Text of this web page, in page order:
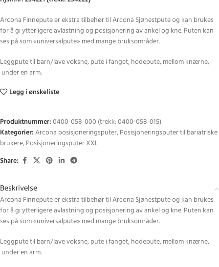
Arcona Finnepute er ekstra tilbehør til Arcona Sjøhestpute og kan brukes
for å gi ytterligere avlastning og posisjonering av ankel og kne. Puten kan
ses på som «universalpute» med mange bruksområder.
Leggpute til barn/lave voksne, pute i fanget, hodepute, mellom knærne,
under en arm.
Legg i ønskeliste
Produktnummer:0400-058-000 (trekk: 0400-058-015)
Kategorier:Arcona posisjoneringsputer,Posisjoneringsputer til bariatriske
brukere,Posisjoneringsputer XXL
Share:
Beskrivelse
Arcona Finnepute er ekstra tilbehør til Arcona Sjøhestpute og kan brukes
for å gi ytterligere avlastning og posisjonering av ankel og kne. Puten kan
ses på som «universalpute» med mange bruksområder.
Leggpute til barn/lave voksne, pute i fanget, hodepute, mellom knærne,
under en arm.